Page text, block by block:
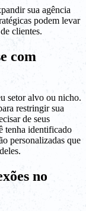
sua agência
podem levar
clientes.
com
setor alvo ou nicho.
restringir sua
de seus
tenha identificado
personalizadas que
no